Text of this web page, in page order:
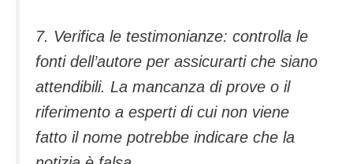
7. Verifica le testimonianze: controlla le
fonti dell’autore per assicurarti che siano
attendibili. La mancanza di prove o il
riferimento a esperti di cui non viene
fatto il nome potrebbe indicare che la